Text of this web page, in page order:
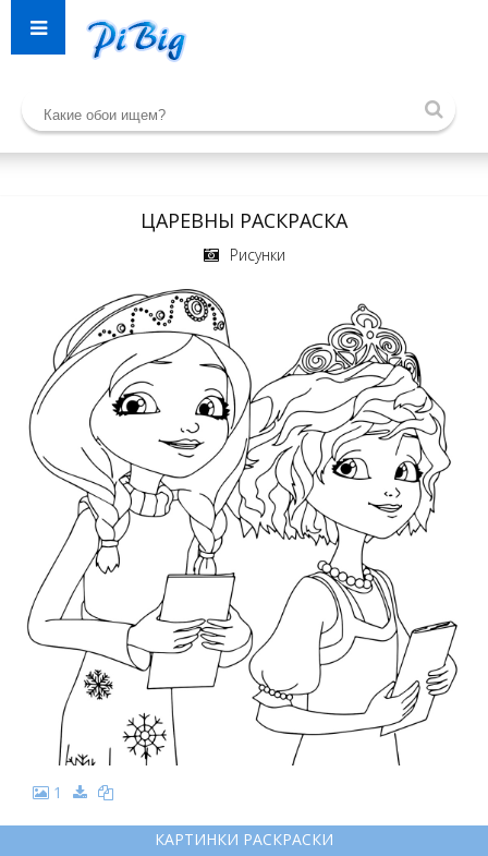
ЦАРЕВНЫ РАСКРАСКА
Рисунки
1
КАРТИНКИ РАСКРАСКИ